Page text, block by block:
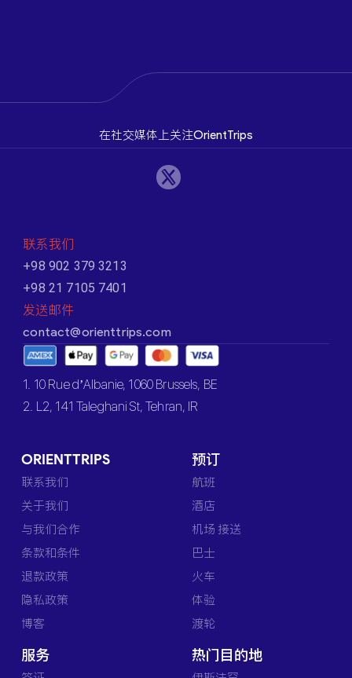
在社交媒体上关注OrientTrips
联系我们
+98 902 379 3213
+98 21 7105 7401
发送邮件
contact@orienttrips.com
1. 10 Rue d’Albanie, 1060 Brussels, BE
2. L2, 141 Taleghani St, Tehran, IR
ORIENTTRIPS
联系我们
关于我们
与我们合作
条款和条件
退款政策
隐私政策
博客
预订
航班
酒店
机场 接送
巴士
火车
体验
渡轮
服务 热门目的地